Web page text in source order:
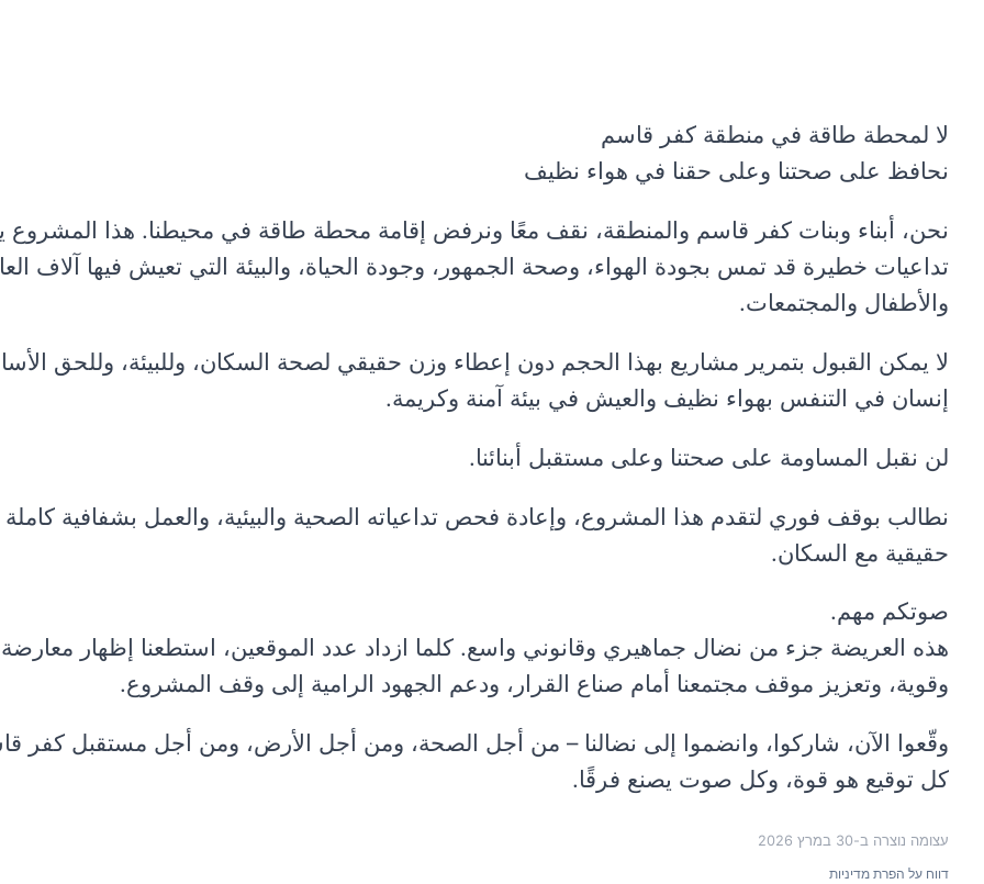
لا لمحطة طاقة في منطقة كفر قاسم
نحافظ على صحتنا وعلى حقنا في هواء نظيف
نحن، أبناء وبنات كفر قاسم والمنطقة، نقف معًا ونرفض إقامة محطة طاقة في محيطنا. هذا المشروع
تداعيات خطيرة قد تمس بجودة الهواء، وصحة الجمهور، وجودة الحياة، والبيئة التي تعيش فيها آلاف
والأطفال والمجتمعات.
لا يمكن القبول بتمرير مشاريع بهذا الحجم دون إعطاء وزن حقيقي لصحة السكان، وللبيئة، وللحق
إنسان في التنفس بهواء نظيف والعيش في بيئة آمنة وكريمة.
لن نقبل المساومة على صحتنا وعلى مستقبل أبنائنا.
نطالب بوقف فوري لتقدم هذا المشروع، وإعادة فحص تداعياته الصحية والبيئية، والعمل بشفافية
حقيقية مع السكان.
صوتكم مهم.
هذه العريضة جزء من نضال جماهيري وقانوني واسع. كلما ازداد عدد الموقعين، استطعنا إظهار
وقوية، وتعزيز موقف مجتمعنا أمام صناع القرار، ودعم الجهود الرامية إلى وقف المشروع.
وقّعوا الآن، شاركوا، وانضموا إلى نضالنا – من أجل الصحة، ومن أجل الأرض، ومن أجل مستقبل كفر
كل توقيع هو قوة، وكل صوت يصنع فرقًا.
עצומה נוצרה ב-30 במרץ 2026
דווח על הפרת מדיניות